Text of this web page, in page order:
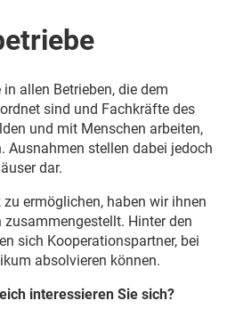
allen Betrieben, die dem
sind und Fachkräfte des
und mit Menschen arbeiten,
Ausnahmen stellen dabei jedoch
dar.
ermöglichen, haben wir ihnen
Hinter den
sich Kooperationspartner, bei
absolvieren können.
interessieren Sie sich?